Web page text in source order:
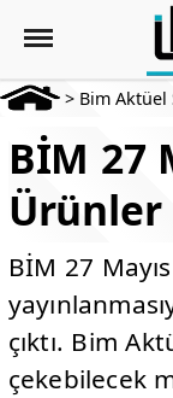
> Bim Aktüel
BİM 27
Ürünler
BİM 27
çıktı. Bim
çekebilecek